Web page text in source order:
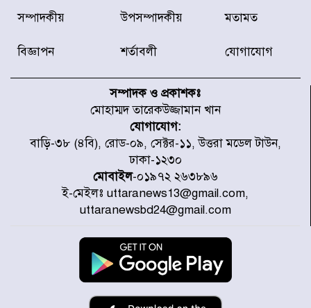
রাজধানীর উত্তরা আঞ্চলিক পাসপোর্ট
অফিসের সামনে দালাল চক্রের ১৩ জন
করেছে র‌্যাব-১
চূড়ান্ত পর্যায়ে : ইরান
প্রত্যেক অপরাধীর বিচার এ দেশেই
হবে, সে যত শক্তিশালীই হোক না কেন,
চট্টগ্রামে জুলাই গণঅভ্যুত্থান দিবসে
প্রতিমন্ত্রী মীর হেলাল
আগামী ৫ দিন বৃষ্টির আভাস
হাসিনার বক্তব্য প্রচারে ভারতের সমর্থন
সম্পাদকীয় উপসম্পাদকীয় মতামত
বিজ্ঞাপন শর্তাবলী যোগাযোগ
সম্পাদক ও প্রকাশকঃ
মোহাম্মদ তারেকউজ্জামান খান
যোগাযোগ:
বাড়ি-৩৮ (৪বি), রোড-০৯, সেক্টর-১১, উত্তরা মডেল টাউন,
ঢাকা-১২৩০
মোবাইল-০১৯৭২ ২৬৩৮৯৬
ই-মেইলঃ uttaranews13@gmail.com,
uttaranewsbd24@gmail.com